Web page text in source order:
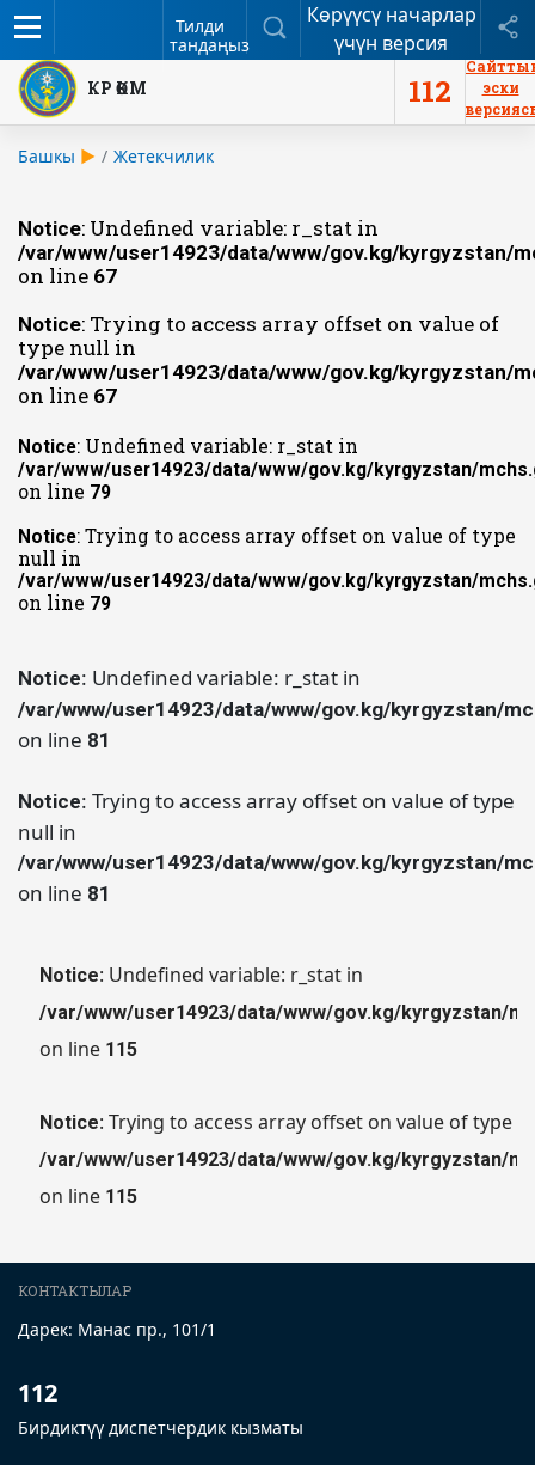
Меню
Тилди
тандаңыз
Издөө
Көрүүсү начарлар
үчүн версия
КР ӨКМ 112
эски
Башкы Жетекчилик
Notice: Undefined variable: r_stat in
/var/www/user14923/data/www/gov.kg/kyrgyzstan/
on line 67
Notice: Trying to access array offset on value of
type null in
/var/www/user14923/data/www/gov.kg/kyrgyzstan/
on line 67
Notice: Undefined variable: r_stat in
/var/www/user14923/data/www/gov.kg/kyrgyzstan/
on line 79
Notice: Trying to access array offset on value of type
null in
/var/www/user14923/data/www/gov.kg/kyrgyzstan/
on line 79
Notice: Undefined variable: r_stat in
/var/www/user14923/data/www/gov.kg/kyrgyzstan/
on line 81
Notice: Trying to access array offset on value of type
null in
/var/www/user14923/data/www/gov.kg/kyrgyzstan/
on line 81
Notice: Undefined variable: r_stat in
/var/www/user14923/data/www/gov.kg/kyrgyzstan/
on line 115
Notice: Trying to access array offset on value of type
/var/www/user14923/data/www/gov.kg/kyrgyzstan/
on line 115
КОНТАКТЫЛАР
Дарек: Манас пр., 101/1
112
Бирдиктүү диспетчердик кызматы